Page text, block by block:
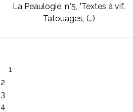
La Peaulogie, n°5, "Textes à vif.
Tatouages, (…)
1
2
3
4